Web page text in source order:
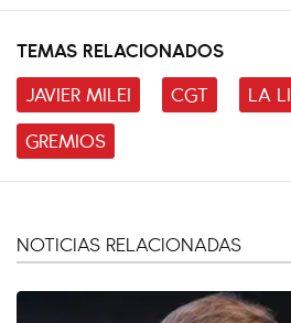
TEMAS RELACIONADOS
JAVIER MILEI
CGT
LA
GREMIOS
NOTICIAS RELACIONADAS